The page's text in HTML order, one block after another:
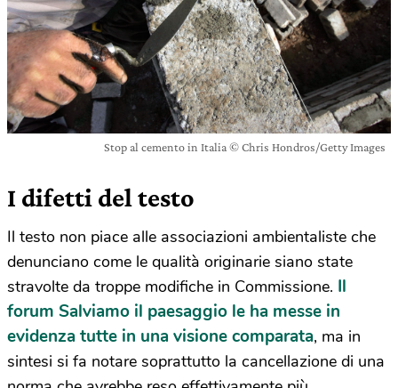
Stop al cemento in Italia © Chris Hondros/Getty Images
I difetti del testo
Il testo non piace alle associazioni ambientaliste che
denunciano come le qualità originarie siano state
stravolte da troppe modifiche in Commissione. Il
forum Salviamo il paesaggio le ha messe in
evidenza tutte in una visione comparata, ma in
sintesi si fa notare soprattutto la cancellazione di una